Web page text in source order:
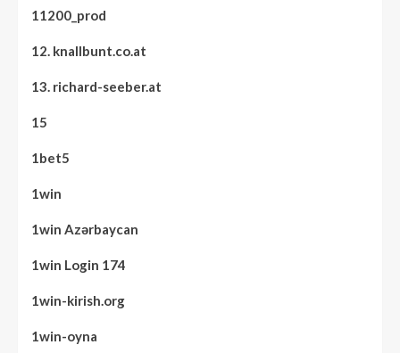
11200_prod
12. knallbunt.co.at
13. richard-seeber.at
15
1bet5
1win
1win Azərbaycan
1win Login 174
1win-kirish.org
1win-oyna